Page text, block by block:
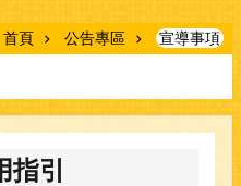
首頁 公告專區 宣導事項
引